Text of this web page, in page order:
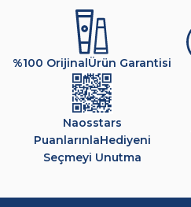
%100 OrijinalÜrün Garantisi
Naosstars
PuanlarınlaHediyeni
Seçmeyi Unutma